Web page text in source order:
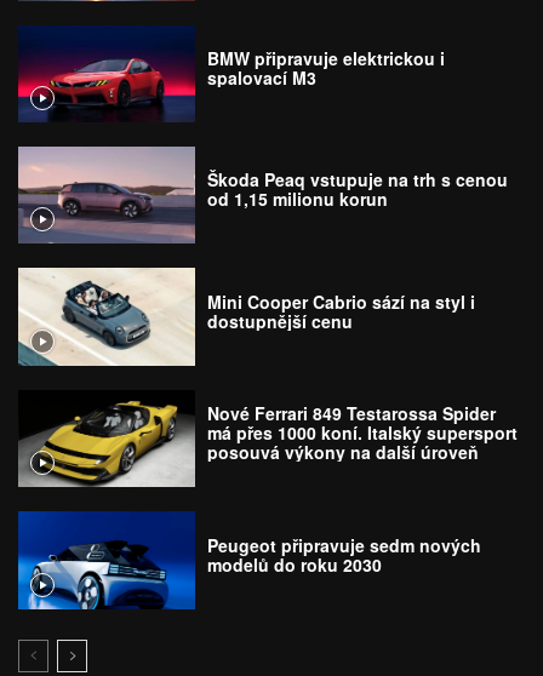
BMW připravuje elektrickou i
spalovací M3
Škoda Peaq vstupuje na trh s cenou
od 1,15 milionu korun
Mini Cooper Cabrio sází na styl i
dostupnější cenu
Nové Ferrari 849 Testarossa Spider
má přes 1000 koní. Italský supersport
posouvá výkony na další úroveň
Peugeot připravuje sedm nových
modelů do roku 2030